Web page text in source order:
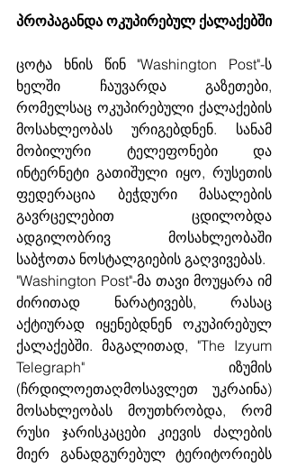
პროპაგანდა ოკუპირებულ ქალაქებში
ცოტა ხნის წინ "Washington Post"-ს
ხელში ჩაუვარდა გაზეთები,
რომელსაც ოკუპირებული ქალაქების
მოსახლეობას ურიგებდნენ. სანამ
მობილური ტელეფონები და
ინტერნეტი გათიშული იყო, რუსეთის
ფედერაცია ბეჭდური მასალების
გავრცელებით ცდილობდა
ადგილობრივ მოსახლეობაში
საბჭოთა ნოსტალგიების გაღვივებას.
"Washington Post"-მა თავი მოუყარა იმ
ძირითად ნარატივებს, რასაც
აქტიურად იყენებდნენ ოკუპირებულ
ქალაქებში. მაგალითად, "The Izyum
Telegraph" იზუმის
(ჩრდილოეთაღმოსავლეთ უკრაინა)
მოსახლეობას მოუთხრობდა, რომ
რუსი ჯარისკაცები კიევის ძალების
მიერ განადგურებულ ტერიტორიებს